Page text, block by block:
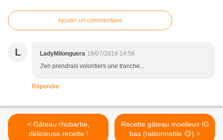
Ajouter un commentaire
L LadyMilonguera 18/07/2019 14:56
J'en prendrais volontiers une tranche...
Répondre
< Gâteau rhubarbe,
délicieuse recette !
Recette gâteau moelleux IG
bas (raisonnable 😉) >